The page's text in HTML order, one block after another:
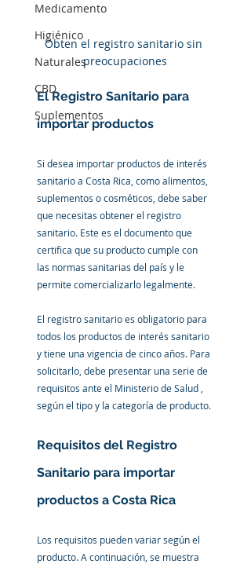
Medicamento
Higiénico
Naturales
CBD
Suplementos
Obten el registro sanitario sin
preocupaciones
El Registro Sanitario para
importar productos
Si desea importar productos de interés
sanitario a Costa Rica, como alimentos,
suplementos o cosméticos, debe saber
que necesitas obtener el registro
sanitario. Este es el documento que
certifica que su producto cumple con
las normas sanitarias del país y le
permite comercializarlo legalmente.
El registro sanitario es obligatorio para
todos los productos de interés sanitario
y tiene una vigencia de cinco años. Para
solicitarlo, debe presentar una serie de
requisitos ante el Ministerio de Salud ,
según el tipo y la categoría de producto.
Requisitos del Registro
Sanitario para importar
productos a Costa Rica
Los requisitos pueden variar según el
producto. A continuación, se muestra